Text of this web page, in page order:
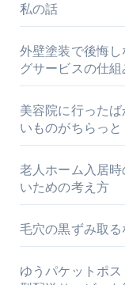
私の話
外壁塗装で後悔
グサービスの仕
美容院に行った
いものがちらっと
老人ホーム入居
いための考え方
毛穴の黒ずみ取
ゆうパケットポ